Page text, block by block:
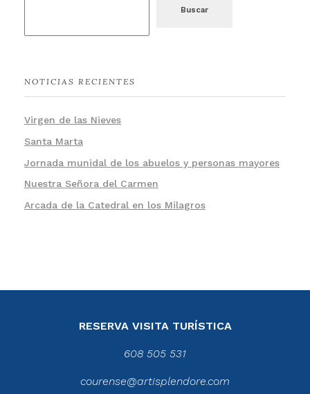
Buscar
NOTICIAS RECIENTES
Virgen de las Nieves
Santa Marta
Jornada munidal de los abuelos y personas mayores
Nuestra Señora del Carmen
Arcada de la Catedral en los Milagros
RESERVA VISITA TURÍSTICA
608 505 531
courense@artisplendore.com